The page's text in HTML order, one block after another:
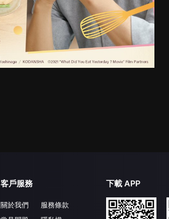
客戶服務
關於我們
服務條款
下載 APP